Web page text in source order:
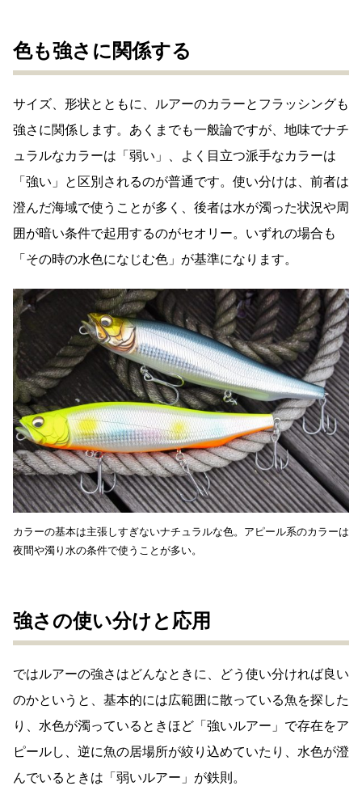
色も強さに関係する
サイズ、形状とともに、ルアーのカラーとフラッシングも
強さに関係します。あくまでも一般論ですが、地味でナチ
ュラルなカラーは「弱い」、よく目立つ派手なカラーは
「強い」と区別されるのが普通です。使い分けは、前者は
澄んだ海域で使うことが多く、後者は水が濁った状況や周
囲が暗い条件で起用するのがセオリー。いずれの場合も
「その時の水色になじむ色」が基準になります。
カラーの基本は主張しすぎないナチュラルな色。アピール系のカラーは
夜間や濁り水の条件で使うことが多い。
強さの使い分けと応用
ではルアーの強さはどんなときに、どう使い分ければ良い
のかというと、基本的には広範囲に散っている魚を探した
り、水色が濁っているときほど「強いルアー」で存在をア
ピールし、逆に魚の居場所が絞り込めていたり、水色が澄
んでいるときは「弱いルアー」が鉄則。